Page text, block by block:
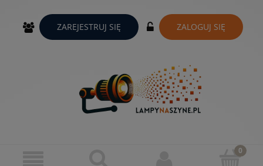
ZAREJESTRUJ SIĘ ZALOGUJ SIĘ